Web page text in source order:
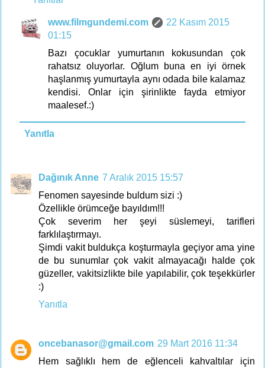
www.filmgundemi.com
22 Kasım 2015
01:15
Bazı çocuklar yumurtanın kokusundan çok
rahatsız oluyorlar. Oğlum buna en iyi örnek
haşlanmış yumurtayla aynı odada bile kalamaz
kendisi. Onlar için şirinlikte fayda etmiyor
maalesef.:)
Yanıtla
Dağınık Anne 7 Aralık 2015 15:57
Fenomen sayesinde buldum sizi :)
Özellikle örümceğe bayıldım!!!
Çok severim her şeyi süslemeyi, tarifleri
farklılaştırmayı.
Şimdi vakit buldukça koşturmayla geçiyor ama yine
de bu sunumlar çok vakit almayacağı halde çok
güzeller, vakitsizlikte bile yapılabilir, çok teşekkürler
:)
Yanıtla
oncebanasor@gmail.com 29 Mart 2016 11:34
Hem sağlıklı hem de eğlenceli kahvaltılar için